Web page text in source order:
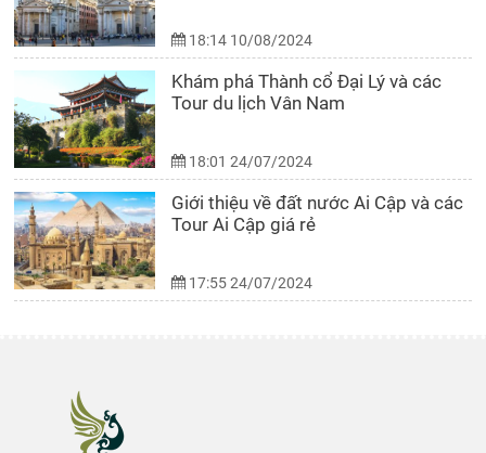
18:14 10/08/2024
Khám phá Thành cổ Đại Lý và các
Tour du lịch Vân Nam
18:01 24/07/2024
Giới thiệu về đất nước Ai Cập và các
Tour Ai Cập giá rẻ
17:55 24/07/2024